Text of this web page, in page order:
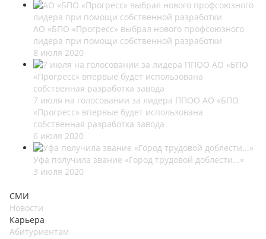
АО «БПО «Прогресс» выбрал нового профсоюзного
лидера при помощи собственной разработки
8 июля 2020
7 июля на голосовании за лидера ППОО АО «БПО
«Прогресс» впервые будет использована
собственная разработка завода
6 июля 2020
Уфа получила звание «Город трудовой доблести...»
3 июля 2020
СМИ
Новости
Карьера
Абитуриентам